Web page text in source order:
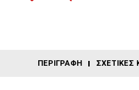
ΠΕΡΙΓΡΑΦΉ ΣΧΕΤΙΚΈΣ